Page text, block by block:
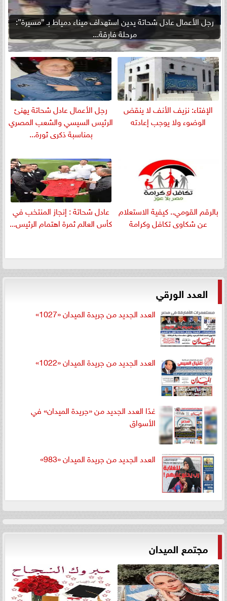
رجل الأعمال عادل شحاتة يدين استهداف ميناء دمياط بـ ”مسيرة”:
مرحلة فارقة...
الإفتاء: نزيف الأنف لا ينقض
الوضوء ولا يوجب إعادته
رجل الأعمال عادل شحاتة يهنئ
الرئيس السيسي والشعب المصري
بمناسبة ذكرى ثورة...
بالرقم القومي.. كيفية الاستعلام
عن شكاوى تكافل وكرامة
عادل شحاتة : إنجاز المنتخب في
كأس العالم ثمرة اهتمام الرئيس...
العدد الورقي
العدد الجديد من جريدة الميدان «1027»
العدد الجديد من جريدة الميدان «1022»
غدًا العدد الجديد من «جريدة الميدان» في
الأسواق
العدد الجديد من جريدة الميدان «983»
مجتمع الميدان